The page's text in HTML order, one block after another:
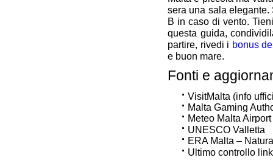
sera una sala
B in caso di vento.
questa guida,
partire, rivedi i bonus
e buon mare.
Fonti e
VisitMalta (info
Malta Gaming
Meteo Malta Airport
UNESCO Valletta
ERA Malta –
Ultimo controllo